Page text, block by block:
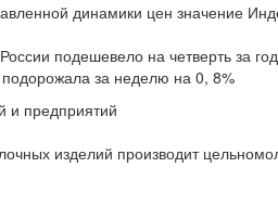
динамики цен значение
подешевело на четверть за год
подорожала за неделю на 0, 8%
и предприятий
изделий производит